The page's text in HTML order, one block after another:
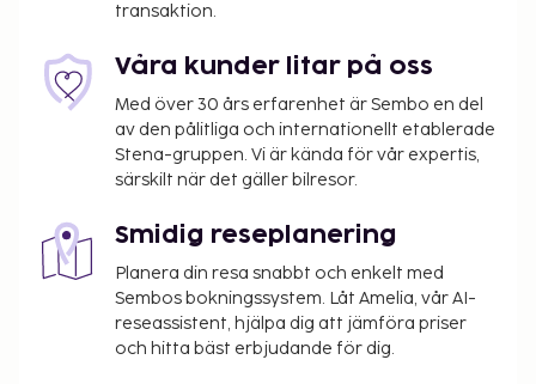
transaktion.
Våra kunder litar på oss
Med över 30 års erfarenhet är Sembo en del
av den pålitliga och internationellt etablerade
Stena-gruppen. Vi är kända för vår expertis,
särskilt när det gäller bilresor.
Smidig reseplanering
Planera din resa snabbt och enkelt med
Sembos bokningssystem. Låt Amelia, vår AI-
reseassistent, hjälpa dig att jämföra priser
och hitta bäst erbjudande för dig.